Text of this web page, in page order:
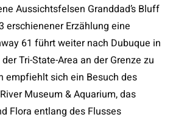
Aussichtsfelsen Granddad’s Bluff
erschienener Erzählung eine
61 führt weiter nach Dubuque in
Tri-State-Area an der Grenze zu
empfiehlt sich ein Besuch des
Museum & Aquarium, das
Flora entlang des Flusses